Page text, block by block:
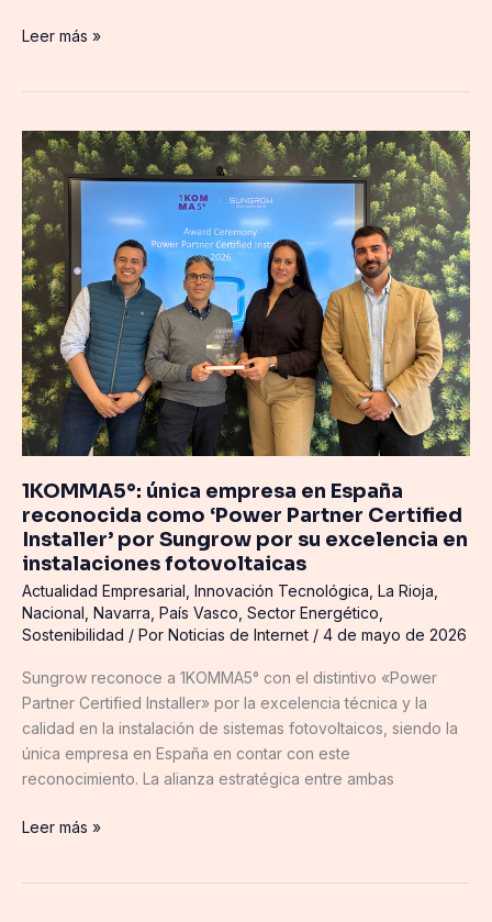
Leer más »
1KOMMA5°: única empresa en España
reconocida como ‘Power Partner Certified
Installer’ por Sungrow por su excelencia en
instalaciones fotovoltaicas
Actualidad Empresarial Innovación Tecnológica La Rioja
Nacional Navarra País Vasco Sector Energético
Sostenibilidad / Por Noticias de Internet / 4 de mayo de 2026
Sungrow reconoce a 1KOMMA5° con el distintivo «Power
Partner Certified Installer» por la excelencia técnica y la
calidad en la instalación de sistemas fotovoltaicos, siendo la
única empresa en España en contar con este
reconocimiento. La alianza estratégica entre ambas
1KOMMA5°:
única
empresa
en
España
reconocida
como
‘Power
Partner
Certified
Installer’
por
Sungrow
su
excelencia
en
instalaciones
fotovoltaicas
Leer más »